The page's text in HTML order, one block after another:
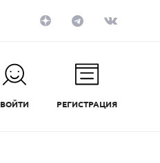
ВОЙТИ РЕГИСТРАЦИЯ